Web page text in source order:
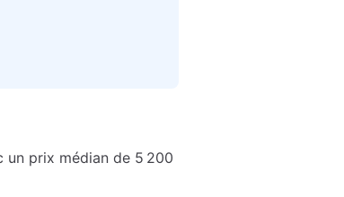
un prix médian de 5 200